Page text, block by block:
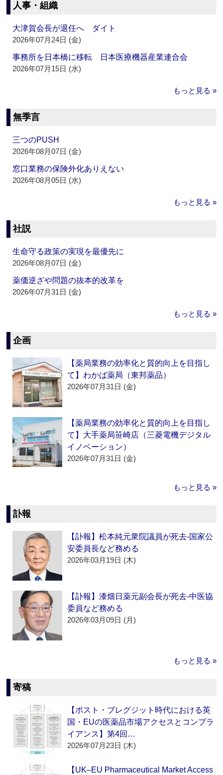
人事・組織
大津賀会長が退任へ ダイト
2026年07月24日 (金)
事務所を日本橋に移転 日本医療機器産業連合会
2026年07月15日 (水)
もっと見る »
無季言
三つのPUSH
2026年08月07日 (金)
窓口業務の保険外化ありえない
2026年08月05日 (水)
もっと見る »
社説
生命守る政策の実現を最優先に
2026年08月07日 (金)
薬価逆ざや問題の抜本的改革を
2026年07月31日 (金)
もっと見る »
企画
【薬局業務の効率化と質的向上を目指し
て】わかば薬局（東邦薬品）
2026年07月31日 (金)
【薬局業務の効率化と質的向上を目指し
て】大手薬局笹崎店（三菱電機デジタル
イノベーション）
2026年07月31日 (金)
もっと見る »
訃報
【訃報】松本純元衆院議員が死去‐国家公
安委員長など務める
2026年03月19日 (木)
【訃報】漆畑日薬元副会長が死去‐中医協
委員など務める
2026年03月09日 (月)
もっと見る »
寄稿
【ポスト・ブレグジット時代における英
国・EUの医薬品市場アクセスとコンプラ
イアンス】第4回…
2026年07月23日 (木)
【UK–EU Pharmaceutical Market Access